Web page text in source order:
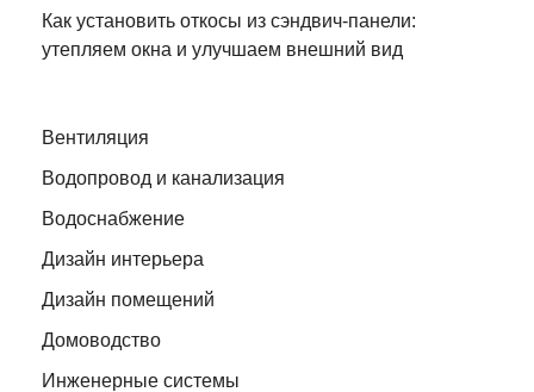
Как установить откосы из сэндвич-панели:
утепляем окна и улучшаем внешний вид
Вентиляция
Водопровод и канализация
Водоснабжение
Дизайн интерьера
Дизайн помещений
Домоводство
Инженерные системы